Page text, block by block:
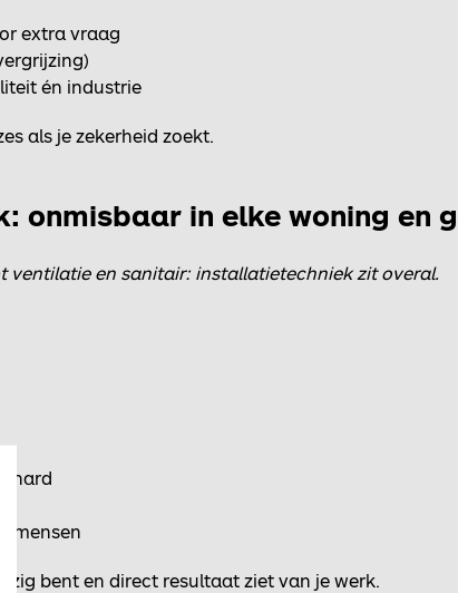
extra vraag
én industrie
als je zekerheid zoekt.
onmisbaar in elke woning en
ventilatie en sanitair: installatietechniek zit overal.
hard
bent en direct resultaat ziet van je werk.